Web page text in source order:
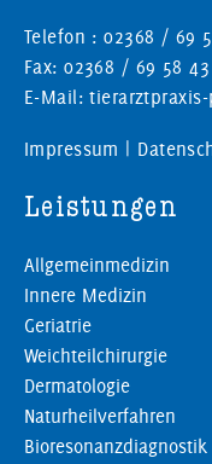
Telefon : 02368 / 69
Fax: 02368 / 69 58 43
E-Mail:
Impressum |
Leistungen
Allgemeinmedizin
Innere Medizin
Geriatrie
Weichteilchirurgie
Dermatologie
Naturheilverfahren